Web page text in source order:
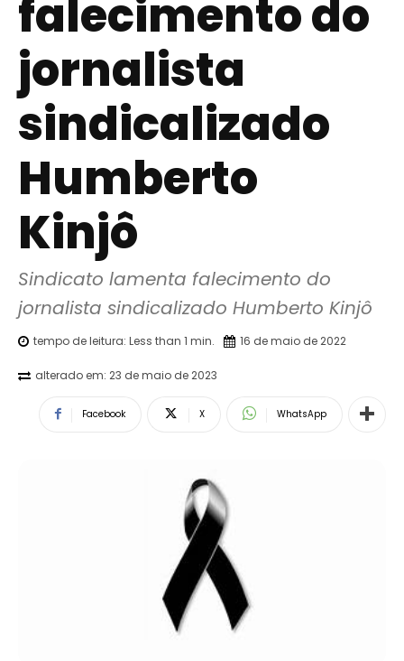
falecimento do
jornalista
sindicalizado
Humberto
Kinjô
Sindicato lamenta falecimento do
jornalista sindicalizado Humberto Kinjô
tempo de leitura: Less than 1 min. 16 de maio de 2022
alterado em: 23 de maio de 2023
Facebook X WhatsApp